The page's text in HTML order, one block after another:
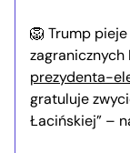
🦁 Trump
zagranicznych
prezydenta-
gratuluje
Łacińskiej” –